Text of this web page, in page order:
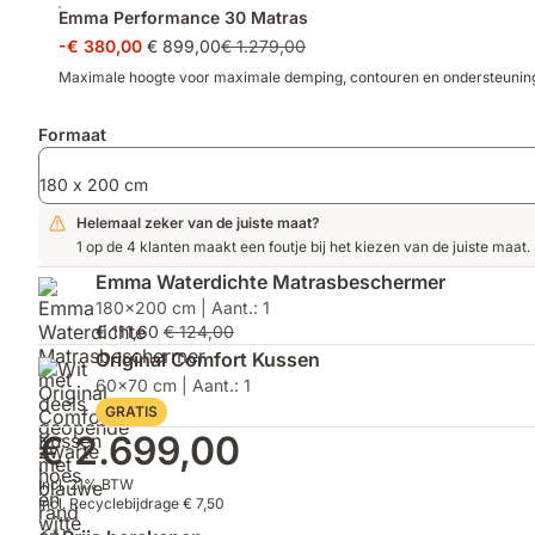
Emma Performance 30 Matras
-€ 380,00 € 899,00€ 1.279,00
Maximale hoogte voor maximale demping, contouren en
Formaat
180 x 200 cm
Helemaal zeker van de juiste maat?
1 op de 4 klanten maakt een foutje bij het kiezen van de juiste maat.
Emma Waterdichte Matrasbeschermer
180x200 cm | Aant.: 1
€ 111,60 € 124,00
Original Comfort Kussen
60x70 cm | Aant.: 1
GRATIS
€ 2.699,00
Incl. 21% BTW
Incl. Recyclebijdrage € 7,50